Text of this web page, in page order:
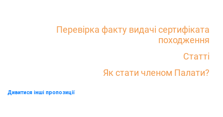
Перевірка факту видачі сертифіката
походження
Статті
Як стати членом Палати?
Дивитися інші пропозиції